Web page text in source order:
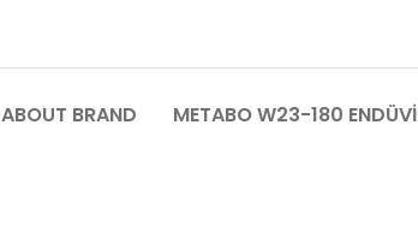
ABOUT BRAND METABO W23-180 ENDÜVİ